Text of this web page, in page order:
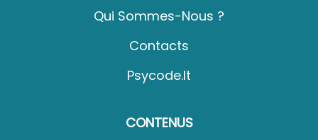
Qui Sommes-Nous ?
Contacts
Psycode.it
CONTENUS